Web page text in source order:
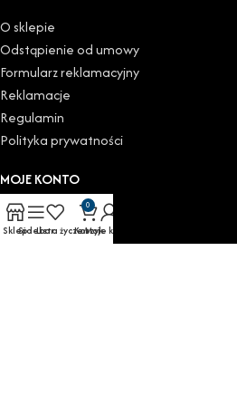
O sklepie
Odstąpienie od umowy
Formularz reklamacyjny
Reklamacje
Regulamin
Polityka prywatności
MOJE KONTO
Kokpit
Moje zamówienia
SklepSidebarLista życzeń
0
Koszyk
Moje konto